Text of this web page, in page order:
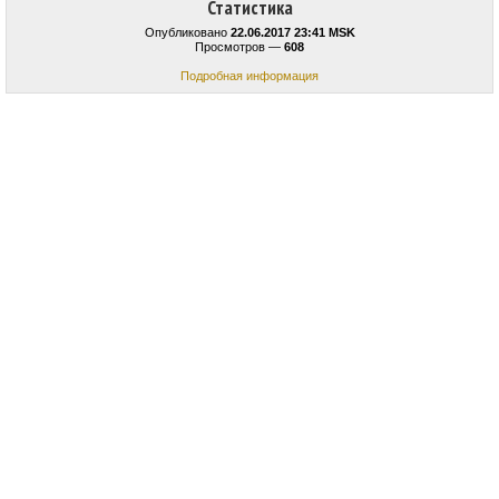
Статистика
Опубликовано 22.06.2017 23:41 MSK
Просмотров — 608
Подробная информация